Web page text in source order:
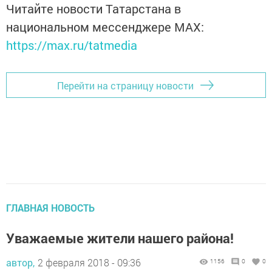
Читайте новости Татарстана в
национальном мессенджере MАХ:
https://max.ru/tatmedia
Перейти на страницу новости
ГЛАВНАЯ НОВОСТЬ
Уважаемые жители нашего района!
автор, 2 февраля 2018 - 09:36 1156 0 0